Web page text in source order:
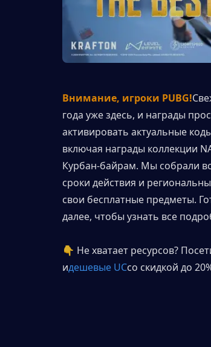
Внимание, игроки PUBG!
года уже здесь, и награды
активировать актуальные
включая награды коллекции
Курбан-байрам. Мы собрали
сроки действия и
свои бесплатные предметы.
далее, чтобы узнать все
👇 Не хватает ресурсов?
идешевые UCсо скидкой до